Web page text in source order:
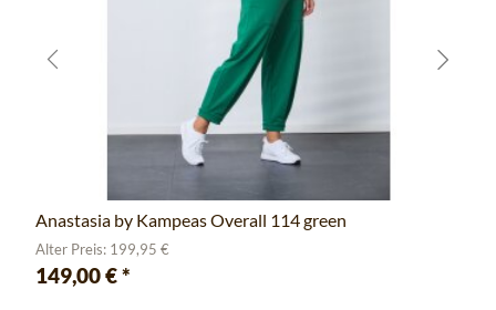
Anastasia by Kampeas Overall 114 green
Alter Preis: 199,95 €
149,00 €*